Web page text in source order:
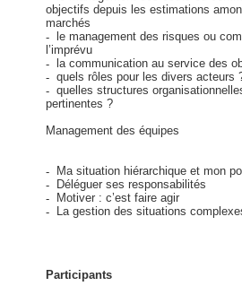
objectifs depuis les estimations
marchés
le management des risques ou
l’imprévu
la communication au service des
quels rôles pour les divers acteurs
quelles structures
pertinentes ?
Management des équipes
Ma situation hiérarchique et mon
Déléguer ses responsabilités
Motiver : c’est faire agir
La gestion des situations
Participants